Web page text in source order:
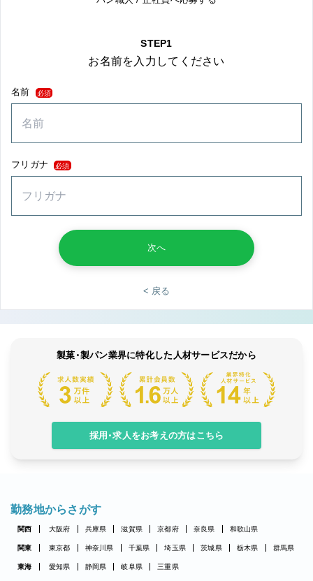
STEP1
お名前を入力してください
名前 必須
フリガナ 必須
次へ
< 戻る
製菓・製パン業界に特化した人材サービスだから
採用・求人をお考えの方はこちら
勤務地からさがす
関西 大阪府 兵庫県 滋賀県 京都府 奈良県 和歌山県
関東 東京都 神奈川県 千葉県 埼玉県 茨城県 栃木県 群馬県
東海 愛知県 静岡県 岐阜県 三重県